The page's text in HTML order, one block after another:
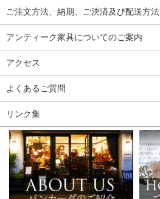
ご注文方法、納期、ご決済及び配送方法
アンティーク家具についてのご案内
アクセス
よくあるご質問
リンク集